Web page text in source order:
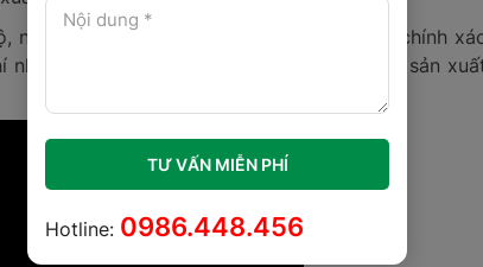
nhờ vậy, hệ thống không chỉ đảm bảo độ chính
nhân công và hạn chế tối đa sai sót trong sản
TƯ VẤN MIỄN PHÍ
Hotline: 0986.448.456